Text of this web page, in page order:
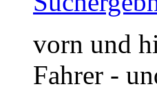
vorn und
Fahrer -